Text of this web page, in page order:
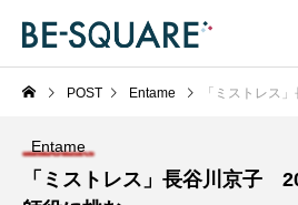
POST Entame 「ミストレス」長谷
Entame
「ミストレス」長谷川京子